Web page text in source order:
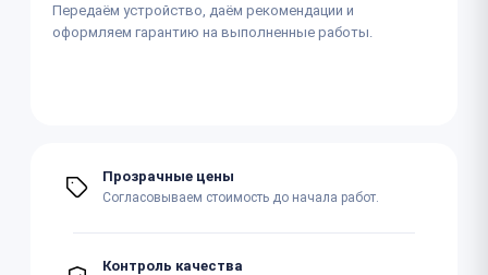
Передаём устройство, даём рекомендации и
оформляем гарантию на выполненные работы.
Прозрачные цены
Согласовываем стоимость до начала работ.
Контроль качества